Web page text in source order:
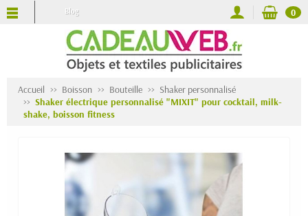
Blog 0
Accueil Boisson Bouteille
Shaker personnalisé
Shaker électrique personnalisé "MIXIT" pour cocktail, milk-
shake, boisson fitness